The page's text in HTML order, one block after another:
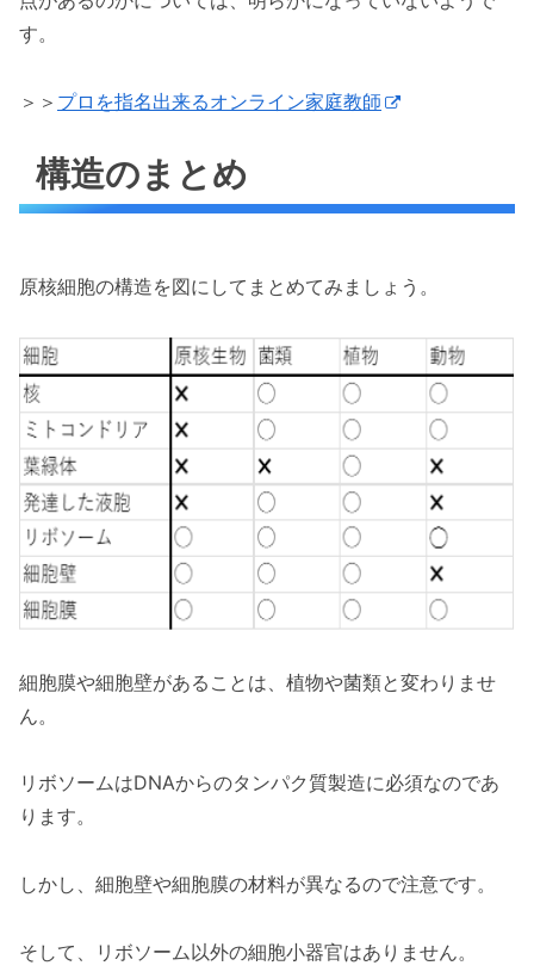
す。
＞＞ プロを指名出来るオンライン家庭教師
構造のまとめ
原核細胞の構造を図にしてまとめてみましょう。
細胞膜や細胞壁があることは、植物や菌類と変わりませ
ん。
リボソームはDNAからのタンパク質製造に必須なのであ
ります。
しかし、細胞壁や細胞膜の材料が異なるので注意です。
そして、リボソーム以外の細胞小器官はありません。